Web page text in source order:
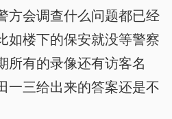
方会调查什么问题都已经
如楼下的保安就没等警察
所有的录像还有访客名
一三给出来的答案还是不